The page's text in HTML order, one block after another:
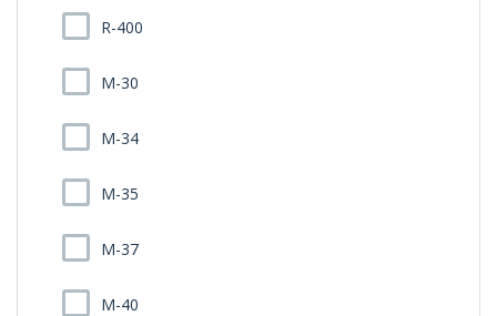
R-400
M-30
M-34
M-35
M-37
M-40